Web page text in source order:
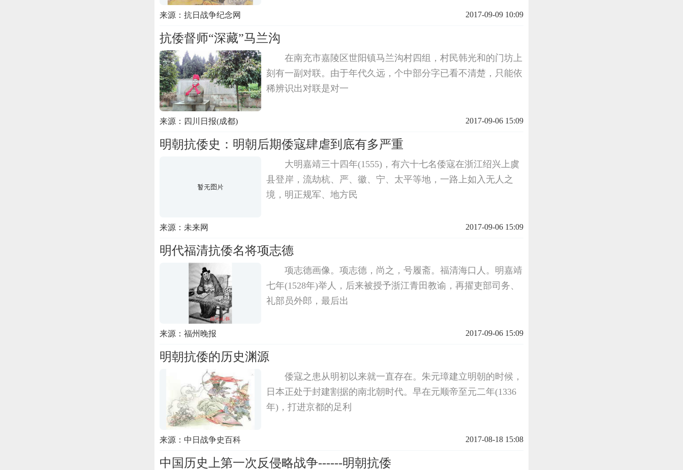
来源：抗日战争纪念网 2017-09-09 10:09
抗倭督师“深藏”马兰沟
在南充市嘉陵区世阳镇马兰沟村四组，村民韩光和的门坊上
刻有一副对联。由于年代久远，个中部分字已看不清楚，只能依
稀辨识出对联是对一
来源：四川日报(成都) 2017-09-06 15:09
明朝抗倭史：明朝后期倭寇肆虐到底有多严重
大明嘉靖三十四年(1555)，有六十七名倭寇在浙江绍兴上虞
县登岸，流劫杭、严、徽、宁、太平等地，一路上如入无人之
境，明正规军、地方民
来源：未来网 2017-09-06 15:09
明代福清抗倭名将项志德
项志德画像。项志德，尚之，号履斋。福清海口人。明嘉靖
七年(1528年)举人，后来被授予浙江青田教谕，再擢吏部司务、
礼部员外郎，最后出
来源：福州晚报 2017-09-06 15:09
明朝抗倭的历史渊源
倭寇之患从明初以来就一直存在。朱元璋建立明朝的时候，
日本正处于封建割据的南北朝时代。早在元顺帝至元二年(1336
年)，打进京都的足利
来源：中日战争史百科 2017-08-18 15:08
中国历史上第一次反侵略战争------明朝抗倭